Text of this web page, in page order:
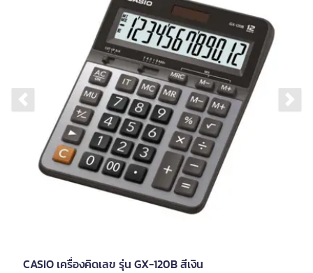
Previous slide
CASIO เครื่องคิดเลข รุ่น GX-120B สีเงิน